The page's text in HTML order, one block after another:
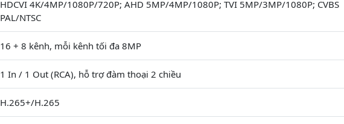
HDCVI 4K/4MP/1080P/720P; AHD 5MP/4MP/1080P; TVI 5MP/3MP/1080P; CVBS
PAL/NTSC
16 + 8 kênh, mỗi kênh tối đa 8MP
1 In / 1 Out (RCA), hỗ trợ đàm thoại 2 chiều
H.265+/H.265